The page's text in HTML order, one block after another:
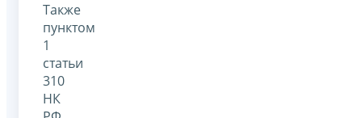
Также
пунктом
1
статьи
310
НК